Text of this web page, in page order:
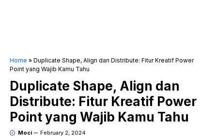
Home » Duplicate Shape, Align dan Distribute: Fitur Kreatif Power
Point yang Wajib Kamu Tahu
Duplicate Shape, Align dan
Distribute: Fitur Kreatif Power
Point yang Wajib Kamu Tahu
Moci February 2, 2024